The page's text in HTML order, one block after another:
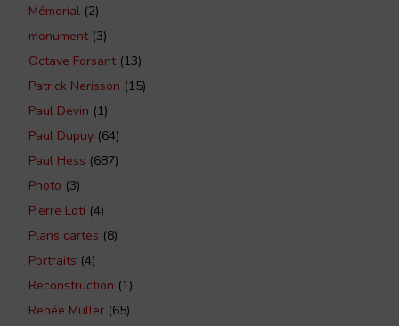
Mémorial (2)
monument(3)
Octave Forsant(13)
Patrick Nerisson (15)
Paul Devin (1)
Paul Dupuy (64)
Paul Hess (687)
Photo (3)
Pierre Loti (4)
Plans cartes (8)
Portraits (4)
Reconstruction (1)
Renée Muller (65)